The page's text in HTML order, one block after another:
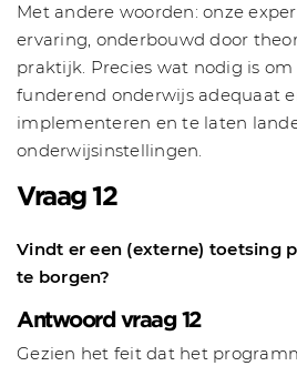
Met andere woorden: onze
ervaring, onderbouwd door
praktijk. Precies wat nodig is
funderend onderwijs adequaat
implementeren en te laten
onderwijsinstellingen.
Vraag 12
Vindt er een (externe) toetsing
te borgen?
Antwoord vraag 12
Gezien het feit dat het